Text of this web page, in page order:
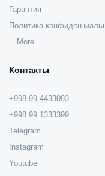
Гарантия
Политика
…More
Контакты
+998 99 4433093
+998 99 1333399
Telegram
Instagram
Youtube